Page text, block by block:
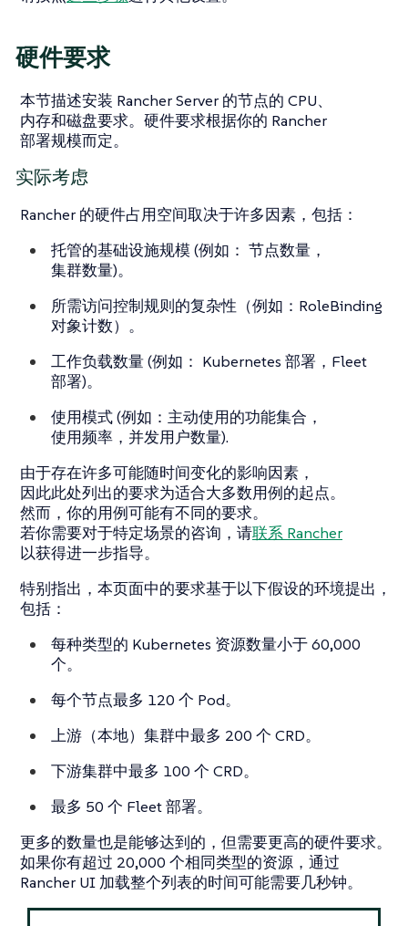
硬件要求
本节描述安装 Rancher Server 的节点的 CPU、
内存和磁盘要求。硬件要求根据你的 Rancher
部署规模而定。
实际考虑
Rancher 的硬件占用空间取决于许多因素，包括：
托管的基础设施规模 (例如： 节点数量，
集群数量)。
所需访问控制规则的复杂性（例如：RoleBinding
对象计数）。
工作负载数量 (例如： Kubernetes 部署，Fleet
部署)。
使用模式 (例如：主动使用的功能集合，
使用频率，并发用户数量).
由于存在许多可能随时间变化的影响因素，
因此此处列出的要求为适合大多数用例的起点。
然而，你的用例可能有不同的要求。
若你需要对于特定场景的咨询，请联系 Rancher
以获得进一步指导。
特别指出，本页面中的要求基于以下假设的环境提出，
包括：
每种类型的 Kubernetes 资源数量小于 60,000
个。
每个节点最多 120 个 Pod。
上游（本地）集群中最多 200 个 CRD。
下游集群中最多 100 个 CRD。
最多 50 个 Fleet 部署。
更多的数量也是能够达到的，但需要更高的硬件要求。
如果你有超过 20,000 个相同类型的资源，通过
Rancher UI 加载整个列表的时间可能需要几秒钟。